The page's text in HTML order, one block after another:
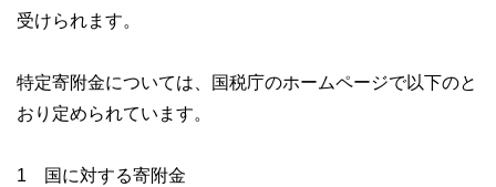
受けられます。
特定寄附金については、国税庁のホームページで以下のと
おり定められています。
1 国に対する寄附金